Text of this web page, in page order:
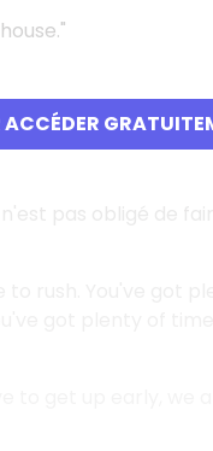
ACCÉDER
non l'absence
de bruit. (C'est